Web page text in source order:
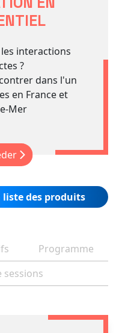
interactions
?
dans l'un
en France et
Mer
liste des produits
Programme
sessions